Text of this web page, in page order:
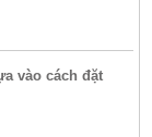
vào cách đặt